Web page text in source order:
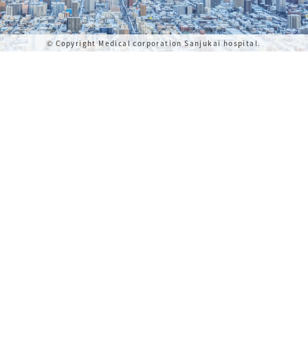
© Copyright Medical corporation Sanjukai hospital.